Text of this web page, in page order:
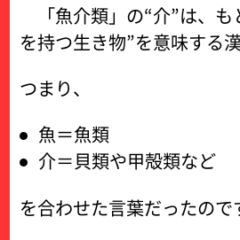
「魚介類」の“介”は、も
を持つ生き物”を意味する
つまり、
魚＝魚類
介＝貝類や甲殻類など
を合わせた言葉だったので